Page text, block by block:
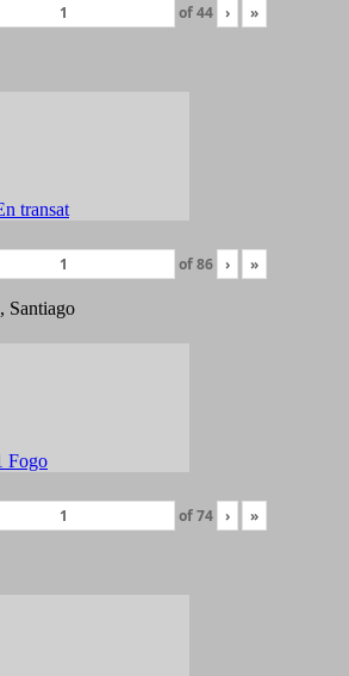
of44 › »
of86 › »
Santiago
of74 › »